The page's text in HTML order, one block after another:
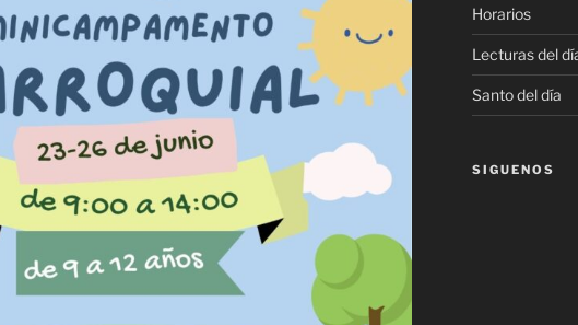
Horarios
Lecturas del
Santo del día
SIGUENOS